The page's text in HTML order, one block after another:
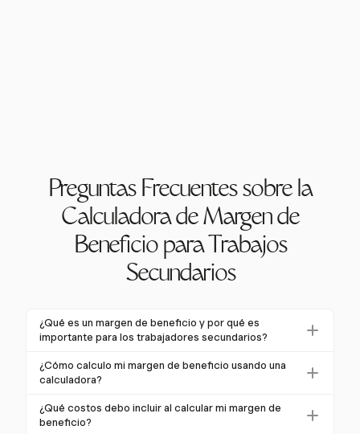
Preguntas Frecuentes sobre la
Calculadora de Margen de
Beneficio para Trabajos
Secundarios
¿Qué es un margen de beneficio y por qué es
importante para los trabajadores secundarios?
Un margen de beneficio es el porcentaje de ingresos
que queda como beneficio después de cubrir todos
entender los márgenes de beneficio es crucial ya que
ayuda a evaluar la salud financiera y la sostenibilidad
¿Cómo calculo mi margen de beneficio usando una
calculadora?
Para calcular tu margen de beneficio, resta tus costos
totales de tus ingresos totales para encontrar tu
¿Qué costos debo incluir al calcular mi margen de
beneficio?